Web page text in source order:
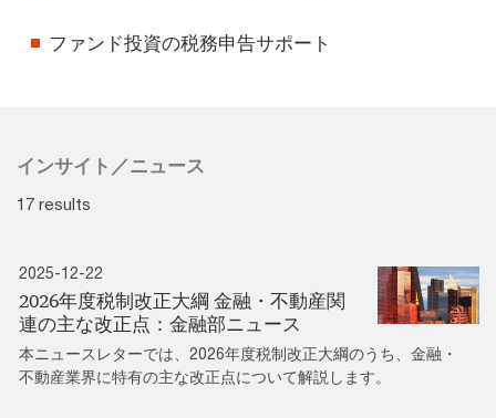
ファンド投資の税務申告サポート
インサイト／ニュース
17 results
2025-12-22
2026年度税制改正大綱 金融・不動産関
連の主な改正点：金融部ニュース
本ニュースレターでは、2026年度税制改正大綱のうち、金融・
不動産業界に特有の主な改正点について解説します。